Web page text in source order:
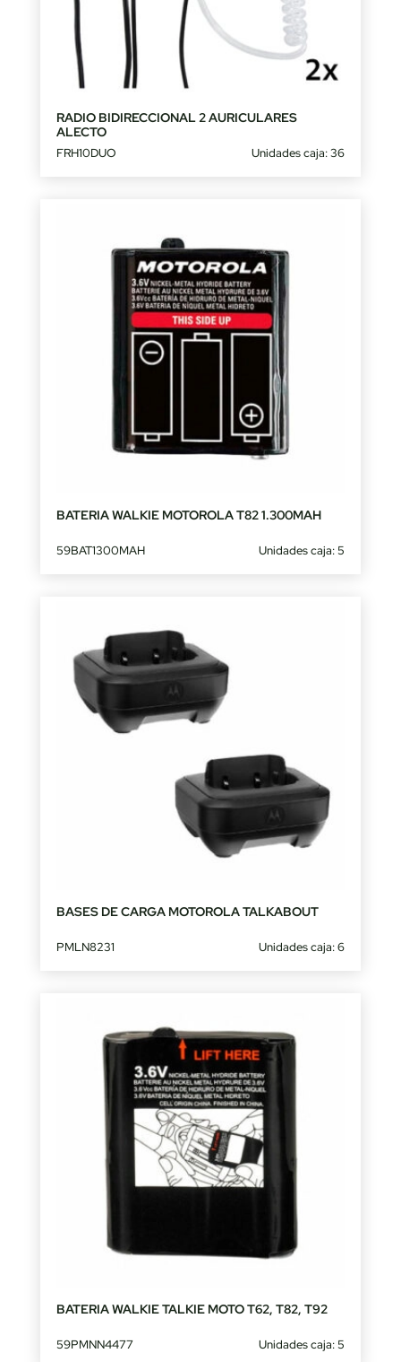
RADIO BIDIRECCIONAL 2 AURICULARES
ALECTO
FRH10DUO Unidades caja: 36
BATERIA WALKIE MOTOROLA T82 1.300MAH
59BAT1300MAH Unidades caja: 5
BASES DE CARGA MOTOROLA TALKABOUT
PMLN8231 Unidades caja: 6
BATERIA WALKIE TALKIE MOTO T62, T82, T92
59PMNN4477 Unidades caja: 5